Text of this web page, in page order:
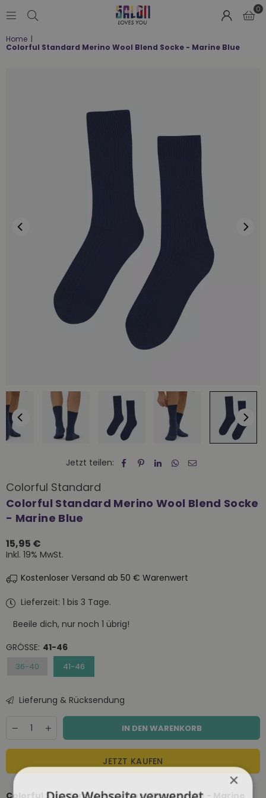
LOVES
YOU
0
Home |
Colorful Standard Merino Wool Blend Socke - Marine Blue
Jetzt teilen:
Colorful Standard
Colorful Standard Merino Wool Blend Socke
- Marine Blue
Normaler
Preis
15,95 €
Inkl. 19% MwSt.
Kostenloser Versand ab 50 € Warenwert
Lieferzeit: 1 bis 3 Tage.
Beeile dich, nur noch 1 übrig!
GRÖSSE: 41-46
36-40 41-46
Lieferung & Rücksendung
Decrease
for
Standard
Merino
Increase
quantity
for
Standard
Wool
IN DEN WARENKORB
JETZT KAUFEN
×